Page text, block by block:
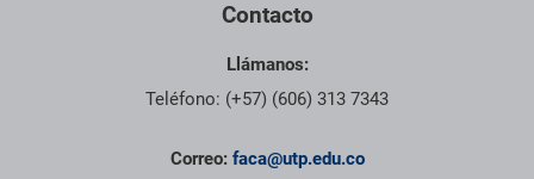
Contacto
Llámanos:
Teléfono: (+57) (606) 313 7343
Correo: faca@utp.edu.co